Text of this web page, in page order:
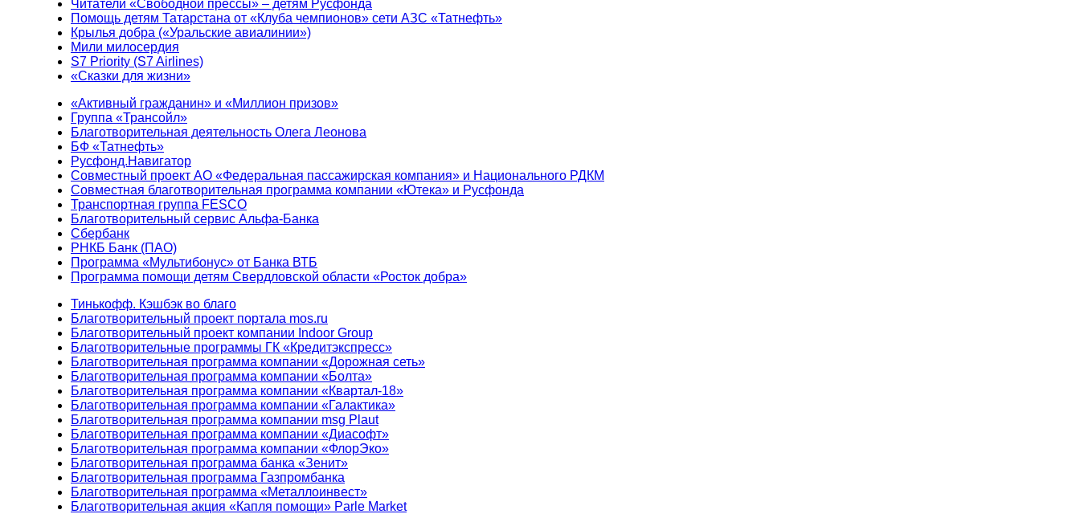
Читатели «Свободной прессы» – детям Русфонда
Помощь детям Татарстана от «Клуба чемпионов» сети АЗС «Татнефть»
Крылья добра («Уральские авиалинии»)
Мили милосердия
S7 Priority (S7 Airlines)
«Сказки для жизни»
«Активный гражданин» и «Миллион призов»
Группа «Трансойл»
Благотворительная деятельность Олега Леонова
БФ «Татнефть»
Русфонд.Навигатор
Совместный проект АО «Федеральная пассажирская компания» и Национального РДКМ
Совместная благотворительная программа компании «Ютека» и Русфонда
Транспортная группа FESCO
Благотворительный сервис Альфа-Банка
Сбербанк
РНКБ Банк (ПАО)
Программа «Мультибонус» от Банка ВТБ
Программа помощи детям Свердловской области «Росток добра»
Тинькофф. Кэшбэк во благо
Благотворительный проект портала mos.ru
Благотворительный проект компании Indoor Group
Благотворительные программы ГК «Кредитэкспресс»
Благотворительная программа компании «Дорожная сеть»
Благотворительная программа компании «Болта»
Благотворительная программа компании «Квартал-18»
Благотворительная программа компании «Галактика»
Благотворительная программа компании msg Plaut
Благотворительная программа компании «Диасофт»
Благотворительная программа компании «ФлорЭко»
Благотворительная программа банка «Зенит»
Благотворительная программа Газпромбанка
Благотворительная программа «Металлоинвест»
Благотворительная акция «Капля помощи» Parle Market